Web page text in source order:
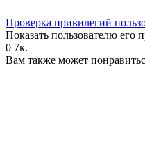
Проверка привилегий
Показать пользователю его
0 7к.
Вам также может